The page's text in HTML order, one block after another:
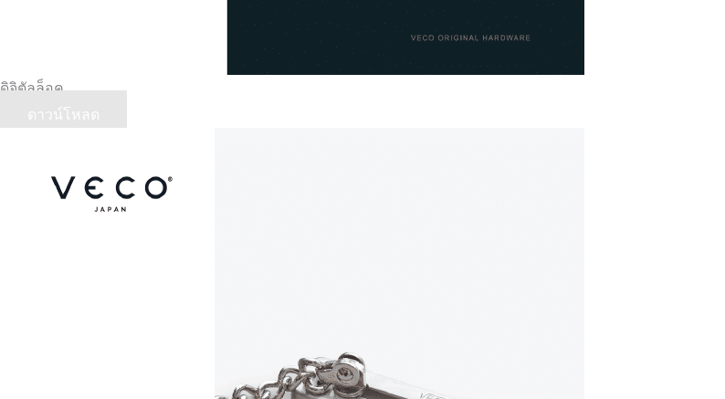
ดิจิตัลล็อค
ดาวน์โหลด